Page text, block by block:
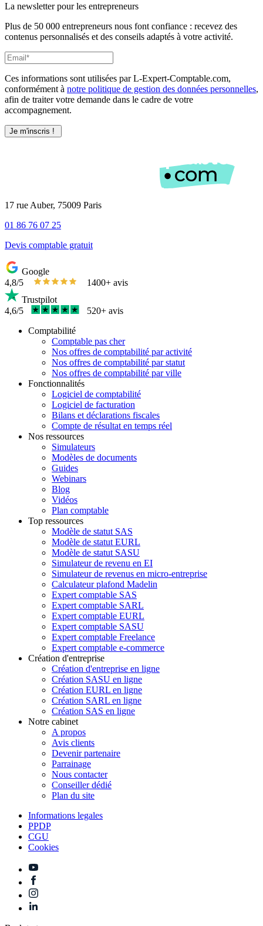
La newsletter pour les entrepreneurs
Plus de 50 000 entrepreneurs nous font confiance : recevez des
contenus personnalisés et des conseils adaptés à votre activité.
Ces informations sont utilisées par L-Expert-Comptable.com,
conformément à notre politique de gestion des données personnelles,
afin de traiter votre demande dans le cadre de votre
accompagnement.
17 rue Auber, 75009 Paris
01 86 76 07 25
Devis comptable gratuit
Google
4,8/5
1400+ avis
Trustpilot
4,6/5
520+ avis
Comptabilité
Comptable pas cher
Nos offres de comptabilité par activité
Nos offres de comptabilité par statut
Nos offres de comptabilité par ville
Fonctionnalités
Logiciel de comptabilité
Logiciel de facturation
Bilans et déclarations fiscales
Compte de résultat en temps réel
Nos ressources
Simulateurs
Modèles de documents
Guides
Webinars
Blog
Vidéos
Plan comptable
Top ressources
Modèle de statut SAS
Modèle de statut EURL
Modèle de statut SASU
Simulateur de revenu en EI
Simulateur de revenus en micro-entreprise
Calculateur plafond Madelin
Expert comptable SAS
Expert comptable SARL
Expert comptable EURL
Expert comptable SASU
Expert comptable Freelance
Expert comptable e-commerce
Création d'entreprise
Création d'entreprise en ligne
Création SASU en ligne
Création EURL en ligne
Création SARL en ligne
Création SAS en ligne
Notre cabinet
A propos
Avis clients
Devenir partenaire
Parrainage
Nous contacter
Conseiller dédié
Plan du site
Informations legales
PPDP
CGU
Cookies